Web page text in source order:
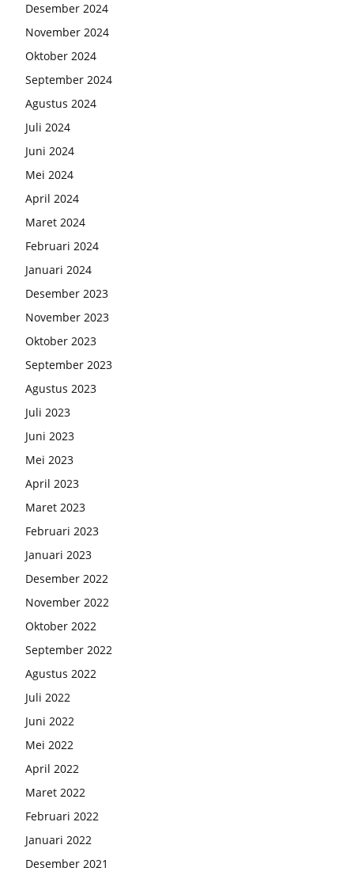
Desember 2024
November 2024
Oktober 2024
September 2024
Agustus 2024
Juli 2024
Juni 2024
Mei 2024
April 2024
Maret 2024
Februari 2024
Januari 2024
Desember 2023
November 2023
Oktober 2023
September 2023
Agustus 2023
Juli 2023
Juni 2023
Mei 2023
April 2023
Maret 2023
Februari 2023
Januari 2023
Desember 2022
November 2022
Oktober 2022
September 2022
Agustus 2022
Juli 2022
Juni 2022
Mei 2022
April 2022
Maret 2022
Februari 2022
Januari 2022
Desember 2021